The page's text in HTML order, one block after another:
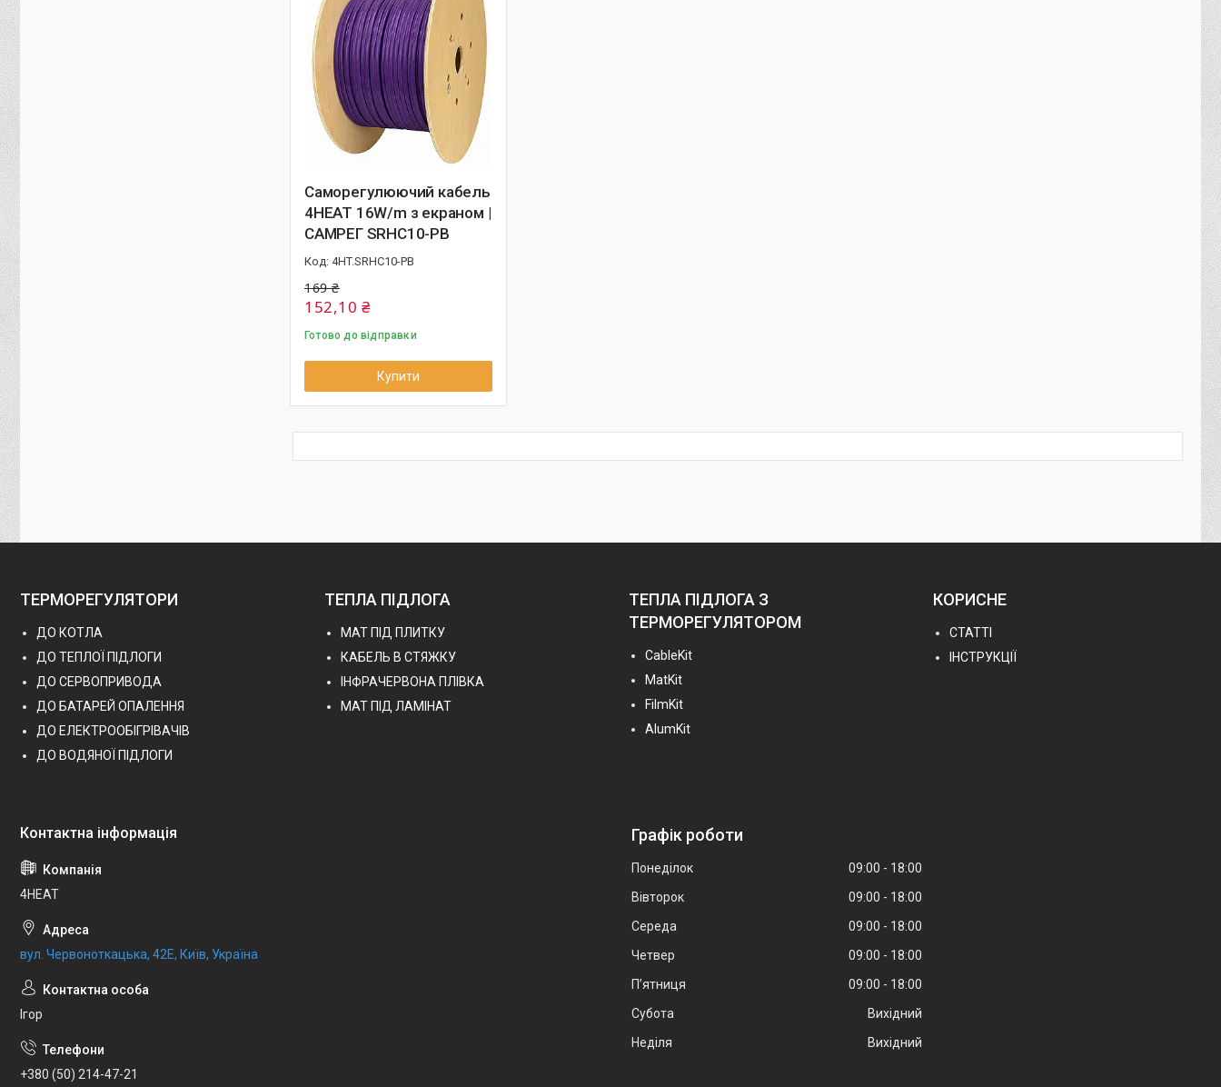
Саморегулюючий кабель
4HEAT 16W/m з екраном |
САМРЕГ SRHC10-PB
4HT.SRHC10-PB
169 ₴
152,10 ₴
Готово до відправки
Купити
ТЕРМОРЕГУЛЯТОРИ
ДО КОТЛА
ДО ТЕПЛОЇ ПІДЛОГИ
ДО СЕРВОПРИВОДА
ДО БАТАРЕЙ ОПАЛЕННЯ
ДО ЕЛЕКТРООБІГРІВАЧІВ
ДО ВОДЯНОЇ ПІДЛОГИ
ТЕПЛА ПІДЛОГА
МАТ ПІД ПЛИТКУ
КАБЕЛЬ В СТЯЖКУ
ІНФРАЧЕРВОНА ПЛІВКА
МАТ ПІД ЛАМІНАТ
ТЕПЛА ПІДЛОГА З
ТЕРМОРЕГУЛЯТОРОМ
СableKit
MatKit
FilmKit
AlumKit
КОРИСНЕ
СТАТТІ
ІНСТРУКЦІЇ
4HEAT
вул. Червоноткацька, 42Е, Київ, Україна
Ігор
+380 (50) 214-47-21
Графік роботи
Понеділок 09:00
18:00
Вівторок
09:00
18:00
Середа
09:00
18:00
Четвер
09:00
18:00
Пʼятниця
09:00
18:00
Субота
Вихідний
Неділя
Вихідний